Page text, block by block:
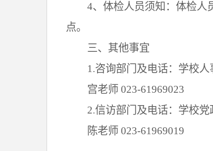
4、体检人员须知：体检人
点。
三、 其他事宜
1.咨询部门及电话：学校人
宫老师 023-61969023
2.信访部门及电话：学校党
陈老师 023-61969019